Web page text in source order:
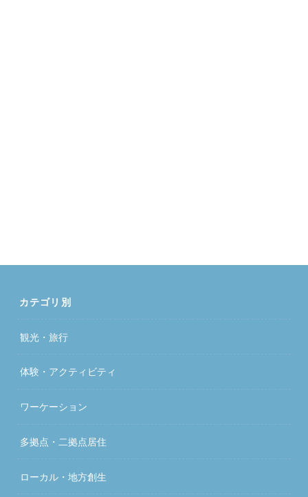
カテゴリ別
観光・旅行
体験・アクティビティ
ワーケーション
多拠点・二拠点居住
ローカル・地方創生